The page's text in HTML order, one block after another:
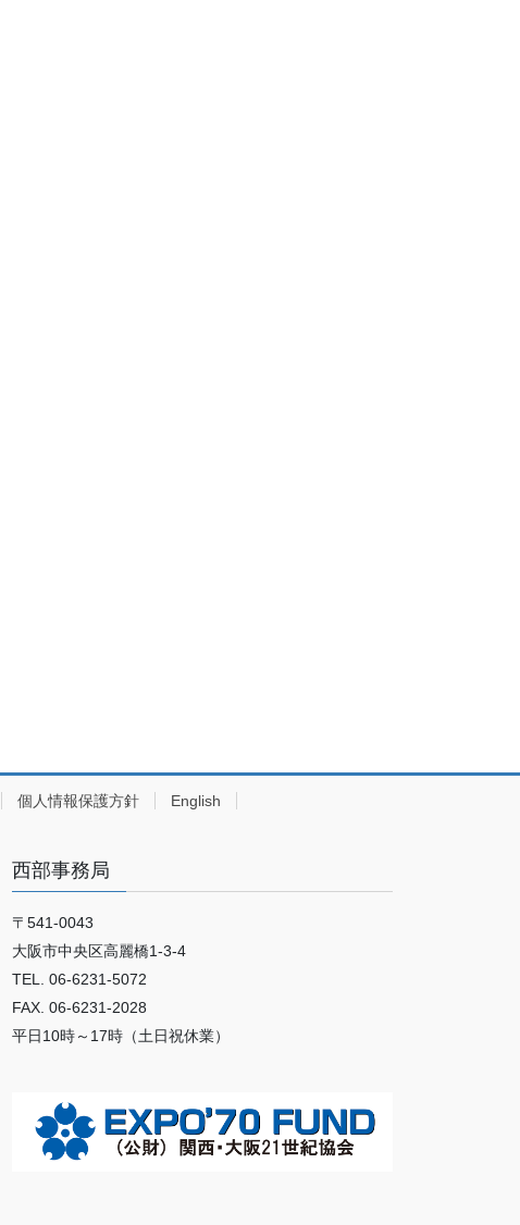
個人情報保護方針 English
西部事務局
〒541-0043
大阪市中央区高麗橋1-3-4
TEL. 06-6231-5072
FAX. 06-6231-2028
平日10時～17時（土日祝休業）